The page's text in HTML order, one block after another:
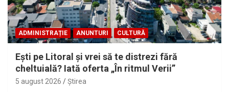
ADMINISTRAȚIE ANUNTURI CULTURĂ
Eşti pe Litoral şi vrei să te distrezi fără
cheltuială? Iată oferta „În ritmul Verii”
5 august 2026 Ştirea